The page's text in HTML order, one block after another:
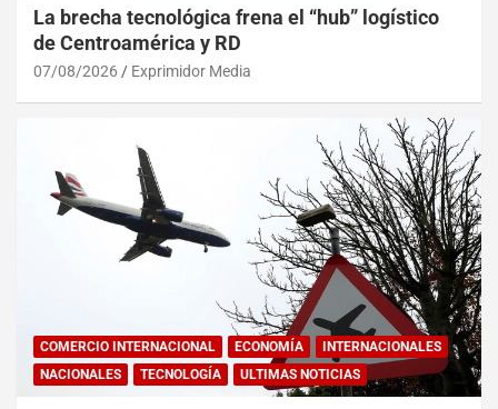
La brecha tecnológica frena el “hub” logístico
de Centroamérica y RD
07/08/2026 Exprimidor Media
COMERCIO INTERNACIONAL ECONOMÍA
INTERNACIONALES
NACIONALES
TECNOLOGÍA ULTIMAS NOTICIAS